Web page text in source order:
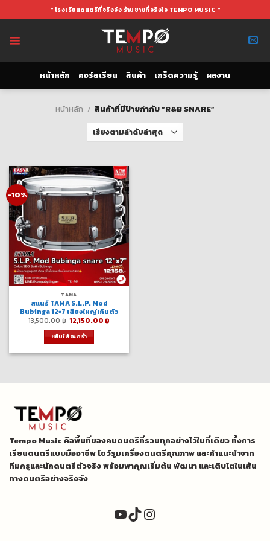
to
" โรงเรียนดนตรีที่จริงจัง ร้านขายที่จริงใจ TEMPO MUSIC "
หน้าหลัก คอร์สเรียน สินค้า เกร็ดความรู้ ผลงาน
หน้าหลัก / สินค้าที่มีป้ายกำกับ “R&B SNARE”
-10%
TAMA
สแนร์ TAMA S.L.P. Mod
Bubinga 12×7 เสียงใหญ่เกินตัว
13,500.00฿ Original
price
was:
13,500.00 ฿.
12,150.00 ฿
หยิบใส่ตะกร้า
Tempo Music คือพื้นที่ของคนดนตรีที่รวมทุกอย่างไว้ในที่เดียว ทั้งการ
เรียนดนตรีแบบมืออาชีพ โชว์รูมเครื่องดนตรีคุณภาพ และคำแนะนำจาก
ทีมครูและนักดนตรีตัวจริง พร้อมพาคุณเริ่มต้น พัฒนา และเติบโตในเส้น
ทางดนตรีอย่างจริงจัง
YouTube
TikTok
Instagram